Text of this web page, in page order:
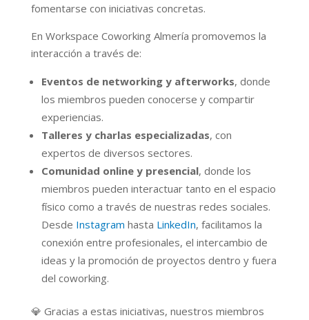
fomentarse con iniciativas concretas.
En Workspace Coworking Almería promovemos la
interacción a través de:
Eventos de networking y afterworks, donde
los miembros pueden conocerse y compartir
experiencias.
Talleres y charlas especializadas, con
expertos de diversos sectores.
Comunidad online y presencial, donde los
miembros pueden interactuar tanto en el espacio
físico como a través de nuestras redes sociales.
Desde Instagram hasta LinkedIn, facilitamos la
conexión entre profesionales, el intercambio de
ideas y la promoción de proyectos dentro y fuera
del coworking.
💎 Gracias a estas iniciativas, nuestros miembros